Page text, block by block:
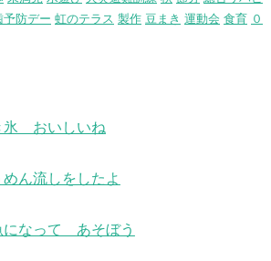
予防デー 虹のテラス 製作 豆まき 運動会 食育 ０
氷 おいしいね
ん流しをしたよ
になって あそぼう